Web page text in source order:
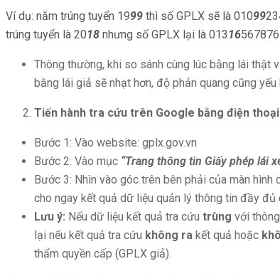
Ví dụ: năm trúng tuyển 1999 thì số GPLX sẽ là 01099
trúng tuyển là 2018 nhưng số GPLX lại là 013 16
Thông thường, khi so sánh cùng lúc bằng lái thật
bằng lái giả sẽ nhạt hơn, độ phản quang cũng
Tiến hành tra cứu trên Google bằng điện
Bước 1: Vào website: gplx.gov.vn
Bước 2: Vào mục “Trang thông tin Giấy phép lái
Bước 3: Nhìn vào góc trên bên phải của màn hình
cho ngay kết quả dữ liệu quản lý thông tin đầy đủ
Lưu ý: Nếu dữ liệu kết quả tra cứu trùng với
lại nếu kết quả tra cứu không ra kết quả hoặc
thẩm quyền cấp (GPLX giả).